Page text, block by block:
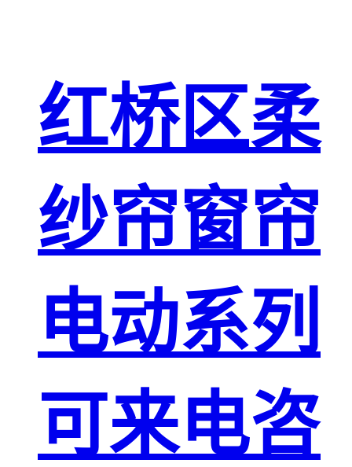
红桥区柔
纱帘窗帘
电动系列
可来电咨